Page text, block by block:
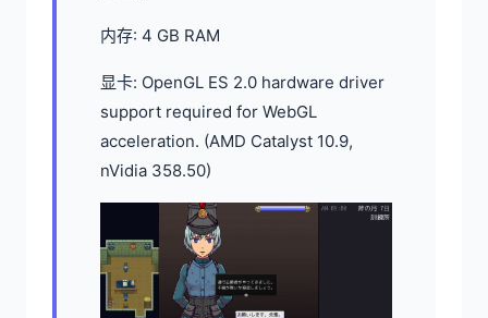
内存: 4 GB RAM
显卡: OpenGL ES 2.0 hardware driver
support required for WebGL
acceleration. (AMD Catalyst 10.9,
nVidia 358.50)